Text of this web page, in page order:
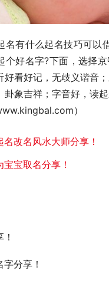
有什么起名技巧可以
个好名字?下面，选择
好看好记，无歧义谐音
象吉祥；字音好，读
）
名改名风水大师分享！
宝宝取名分享！
分享！